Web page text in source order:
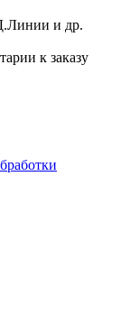
и др.
к заказу